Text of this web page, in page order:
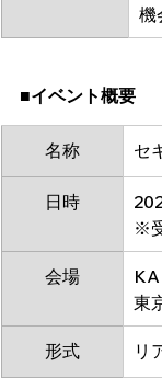
機
■イベント概要
名称 セ
日時
※
会場
東
形式 リ